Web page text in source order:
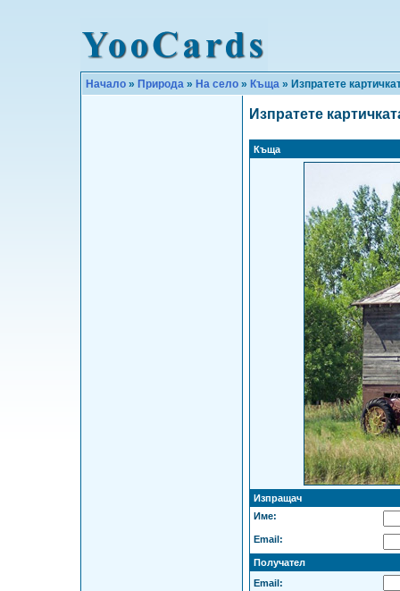
Начало » Природа » На село » Къща » Изпратете
Изпратете
Къща
Изпращач
Име:
Email:
Получател
Email: